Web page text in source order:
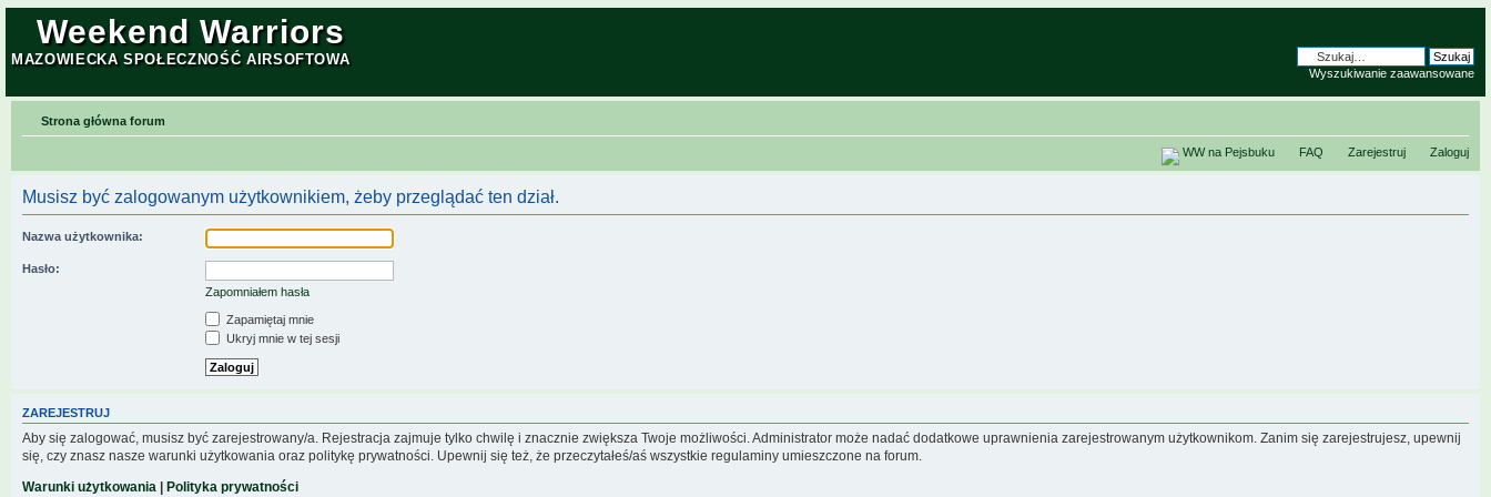
Weekend Warriors
MAZOWIECKA SPOŁECZNOŚĆ AIRSOFTOWA
Wyszukiwanie zaawansowane
Strona główna forum
WW na Pejsbuku FAQ Zarejestruj Zaloguj
Musisz być zalogowanym użytkownikiem, żeby przeglądać ten dział.
Nazwa użytkownika:
Hasło:
Zapomniałem hasła
Zapamiętaj mnie
Ukryj mnie w tej sesji
ZAREJESTRUJ
Aby się zalogować, musisz być zarejestrowany/a. Rejestracja zajmuje tylko chwilę i znacznie zwiększa Twoje możliwości. Administrator może nadać dodatkowe uprawnienia zarejestrowanym użytkownikom. Zanim się zarejestrujesz, upewnij
się, czy znasz nasze warunki użytkowania oraz politykę prywatności. Upewnij się też, że przeczytałeś/aś wszystkie regulaminy umieszczone na forum.
Warunki użytkowania
Polityka prywatności